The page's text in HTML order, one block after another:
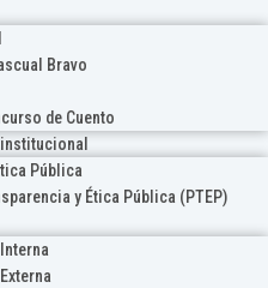
Bravo
de Cuento
Pública
y Ética Pública (PTEP)